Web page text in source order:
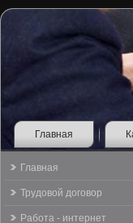
Главная
Главная
Трудовой договор
Работа - интернет